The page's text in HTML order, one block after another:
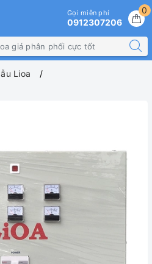
0
Gọi miễn phí
0912307206
Lioa